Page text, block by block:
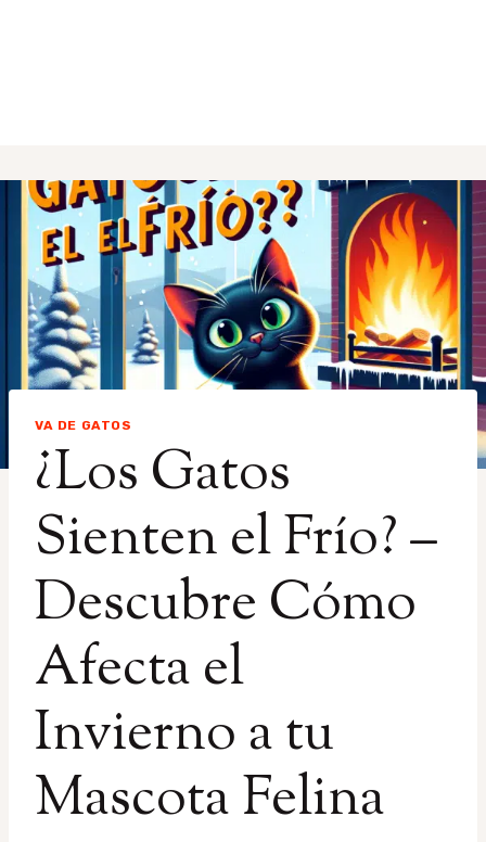
VA DE GATOS
¿Los Gatos
Sienten el Frío? –
Descubre Cómo
Afecta el
Invierno a tu
Mascota Felina